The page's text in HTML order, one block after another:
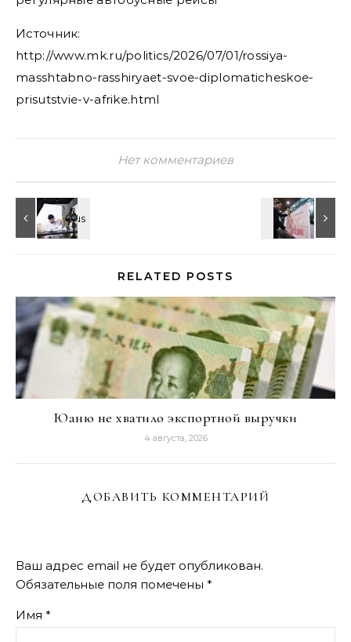
Источник:
http://www.mk.ru/politics/2026/07/01/rossiya-
masshtabno-rasshiryaet-svoe-diplomaticheskoe-
prisutstvie-v-afrike.html
Нет комментариев
RELATED POSTS
Юаню не хватило экспортной выручки
4 августа, 2026
ДОБАВИТЬ КОММЕНТАРИЙ
Ваш адрес email не будет опубликован.
Обязательные поля помечены *
Имя *